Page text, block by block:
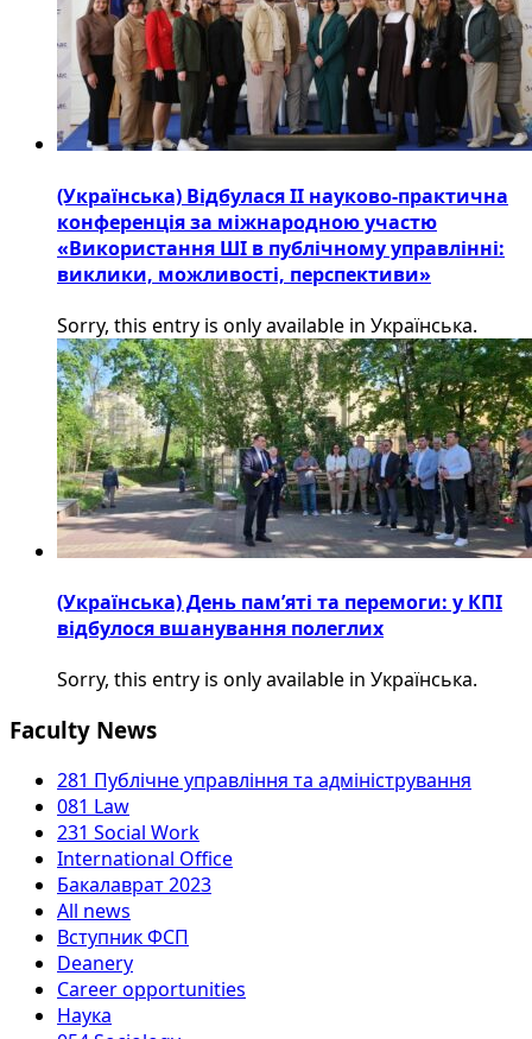
(Українська) Відбулася ІІ науково-практична
конференція за міжнародною участю
«Використання ШІ в публічному управлінні:
виклики, можливості, перспективи»
Sorry, this entry is only available in Українська.
(Українська) День пам’яті та перемоги: у КПІ
відбулося вшанування полеглих
Sorry, this entry is only available in Українська.
Faculty News
281 Публічне управління та адміністрування
081 Law
231 Social Work
International Office
Бакалаврат 2023
All news
Вступник ФСП
Deanery
Career opportunities
Наука